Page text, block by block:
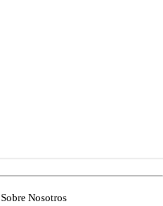
Sobre Nosotros